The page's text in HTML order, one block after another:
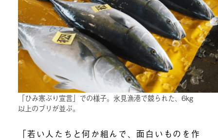
「ひみ寒ぶり宣言」での様子。氷見漁港で競られた、6kg
以上のブリが並ぶ。
「若い人たちと何か組んで、面白いものを作